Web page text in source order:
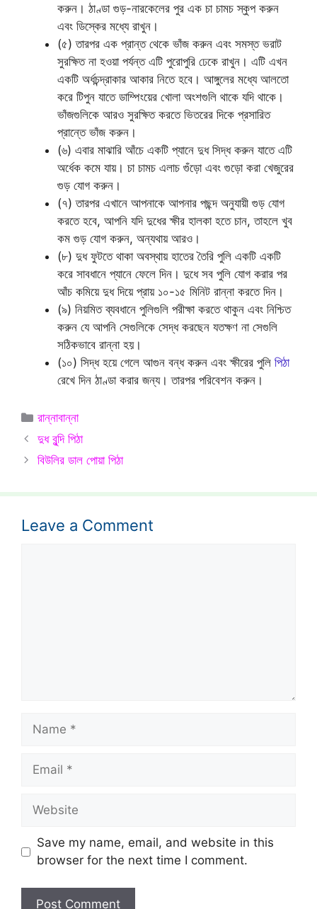
করুন। ঠাণ্ডা গুড়-নারকেলের পুর এক চা চামচ স্কুপ করুন
এবং ডিস্কের মধ্যে রাখুন।
(৫) তারপর এক প্রান্ত থেকে ভাঁজ করুন এবং সমস্ত ভরাট
সুরক্ষিত না হওয়া পর্যন্ত এটি পুরোপুরি ঢেকে রাখুন। এটি এখন
একটি অর্ধচন্দ্রাকার আকার নিতে হবে। আঙ্গুলের মধ্যে আলতো
করে টিপুন যাতে ডাম্পিংয়ের খোলা অংশগুলি থাকে যদি থাকে।
ভাঁজগুলিকে আরও সুরক্ষিত করতে ভিতরের দিকে প্রসারিত
প্রান্তে ভাঁজ করুন।
(৬) এবার মাঝারি আঁচে একটি প্যানে দুধ সিদ্ধ করুন যাতে এটি
অর্ধেক কমে যায়। চা চামচ এলাচ গুঁড়ো এবং গুড়ো করা খেজুরের
গুড় যোগ করুন।
(৭) তারপর এখানে আপনাকে আপনার পছন্দ অনুযায়ী গুড় যোগ
করতে হবে, আপনি যদি দুধের ক্ষীর হালকা হতে চান, তাহলে খুব
কম গুড় যোগ করুন, অন্যথায় আরও।
(৮) দুধ ফুটতে থাকা অবস্থায় হাতের তৈরি পুলি একটি একটি
করে সাবধানে প্যানে ফেলে দিন। দুধে সব পুলি যোগ করার পর
আঁচ কমিয়ে দুধ দিয়ে প্রায় ১০-১৫ মিনিট রান্না করতে দিন।
(৯) নিয়মিত ব্যবধানে পুলিগুলি পরীক্ষা করতে থাকুন এবং নিশ্চিত
করুন যে আপনি সেগুলিকে সেদ্ধ করছেন যতক্ষণ না সেগুলি
সঠিকভাবে রান্না হয়।
(১০) সিদ্ধ হয়ে গেলে আগুন বন্ধ করুন এবং ক্ষীরের পুলি পিঠা
রেখে দিন ঠাণ্ডা করার জন্য। তারপর পরিবেশন করুন।
Categories
রান্নাবান্না
দুধ বুন্দি পিঠা
বিউলির ডাল পোয়া পিঠা
Leave a Comment
Name
Email
Website
Save my name, email, and website in this
browser for the next time I comment.